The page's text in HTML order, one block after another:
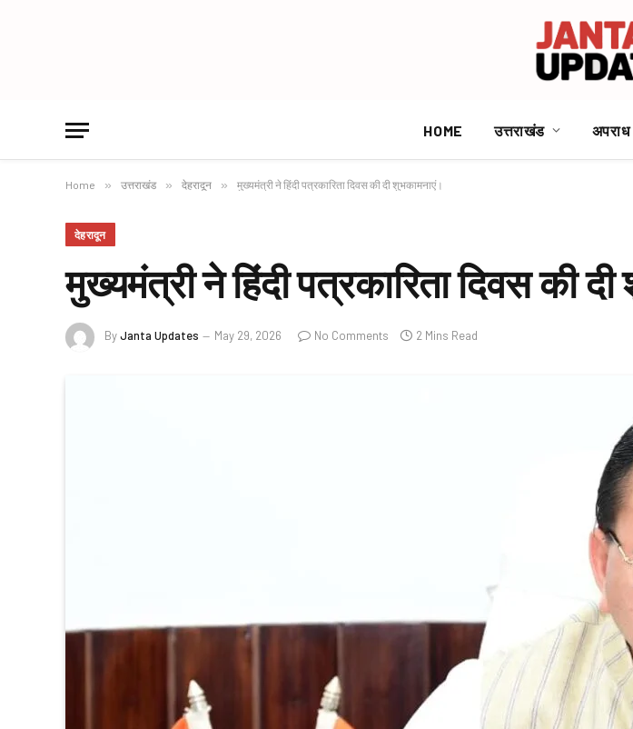
HOME उत्तराखंड अपराध
Home » उत्तराखंड » देहरादून » मुख्यमंत्री ने हिंदी पत्रकारिता दिवस की दी शुभकामनाएं।
देहरादून
मुख्यमंत्री ने हिंदी पत्रकारिता दिवस की
ByJanta Updates May 29, 2026 No Comments 2 Mins Read